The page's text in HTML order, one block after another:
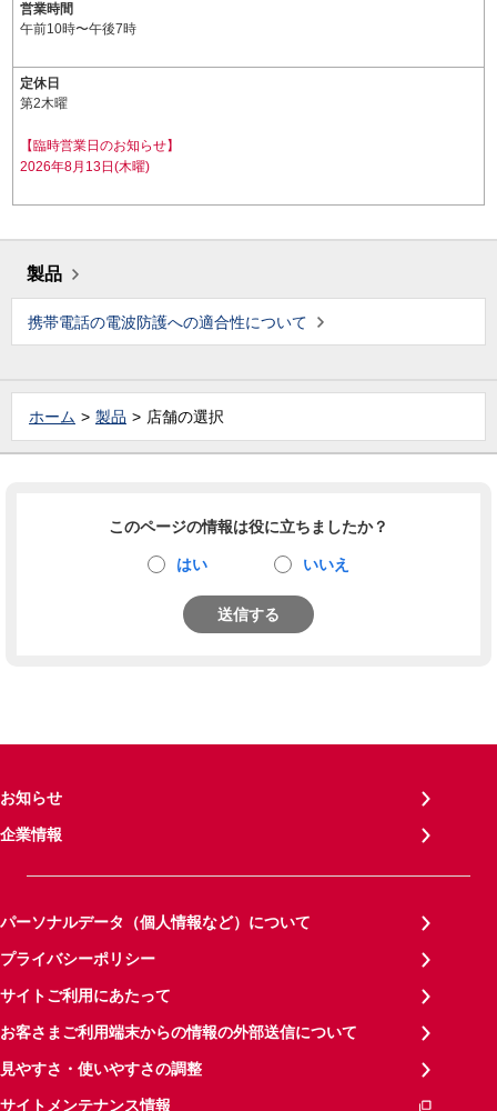
営業時間
午前10時〜午後7時
定休日
第2木曜
【臨時営業日のお知らせ】
2026年8月13日(木曜)
製品
携帯電話の電波防護への適合性について
ホーム 製品 店舗の選択
このページの情報は役に立ちましたか？
はい いいえ
送信する
お知らせ
企業情報
パーソナルデータ（個人情報など）について
プライバシーポリシー
サイトご利用にあたって
お客さまご利用端末からの情報の外部送信について
見やすさ・使いやすさの調整
サイトメンテナンス情報